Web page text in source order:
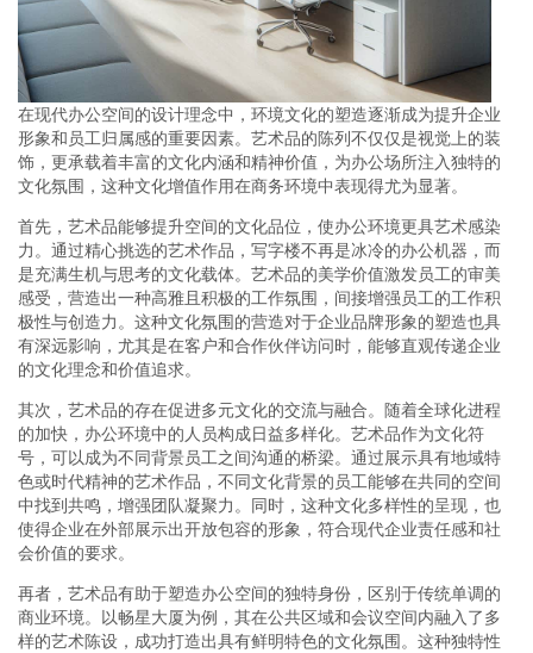
在现代办公空间的设计理念中，环境文化的塑造逐渐成为提升企业
形象和员工归属感的重要因素。艺术品的陈列不仅仅是视觉上的装
饰，更承载着丰富的文化内涵和精神价值，为办公场所注入独特的
文化氛围，这种文化增值作用在商务环境中表现得尤为显著。
首先，艺术品能够提升空间的文化品位，使办公环境更具艺术感染
力。通过精心挑选的艺术作品，写字楼不再是冰冷的办公机器，而
是充满生机与思考的文化载体。艺术品的美学价值激发员工的审美
感受，营造出一种高雅且积极的工作氛围，间接增强员工的工作积
极性与创造力。这种文化氛围的营造对于企业品牌形象的塑造也具
有深远影响，尤其是在客户和合作伙伴访问时，能够直观传递企业
的文化理念和价值追求。
其次，艺术品的存在促进多元文化的交流与融合。随着全球化进程
的加快，办公环境中的人员构成日益多样化。艺术品作为文化符
号，可以成为不同背景员工之间沟通的桥梁。通过展示具有地域特
色或时代精神的艺术作品，不同文化背景的员工能够在共同的空间
中找到共鸣，增强团队凝聚力。同时，这种文化多样性的呈现，也
使得企业在外部展示出开放包容的形象，符合现代企业责任感和社
会价值的要求。
再者，艺术品有助于塑造办公空间的独特身份，区别于传统单调的
商业环境。以畅星大厦为例，其在公共区域和会议空间内融入了多
样的艺术陈设，成功打造出具有鲜明特色的文化氛围。这种独特性